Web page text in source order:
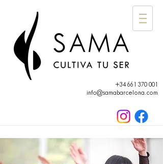
+34 661 370 001
info@samabarcelona.com